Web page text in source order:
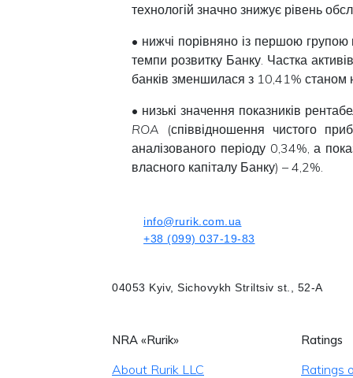
технологій значно знижує рівень
• нижчі порівняно із першою групою
темпи розвитку Банку. Частка
банків зменшилася з 10,41%
• низькі значення показників
ROA
(співвідношення чистого
аналізованого періоду 0,34%, а
власного капіталу Банку) – 4,2%.
info@rurik.com.ua
+38 (099) 037-19-83
04053 Kyiv, Sichovykh Striltsiv st., 52-A
NRA «Rurik»
About Rurik LLC
Ratings
Ratings